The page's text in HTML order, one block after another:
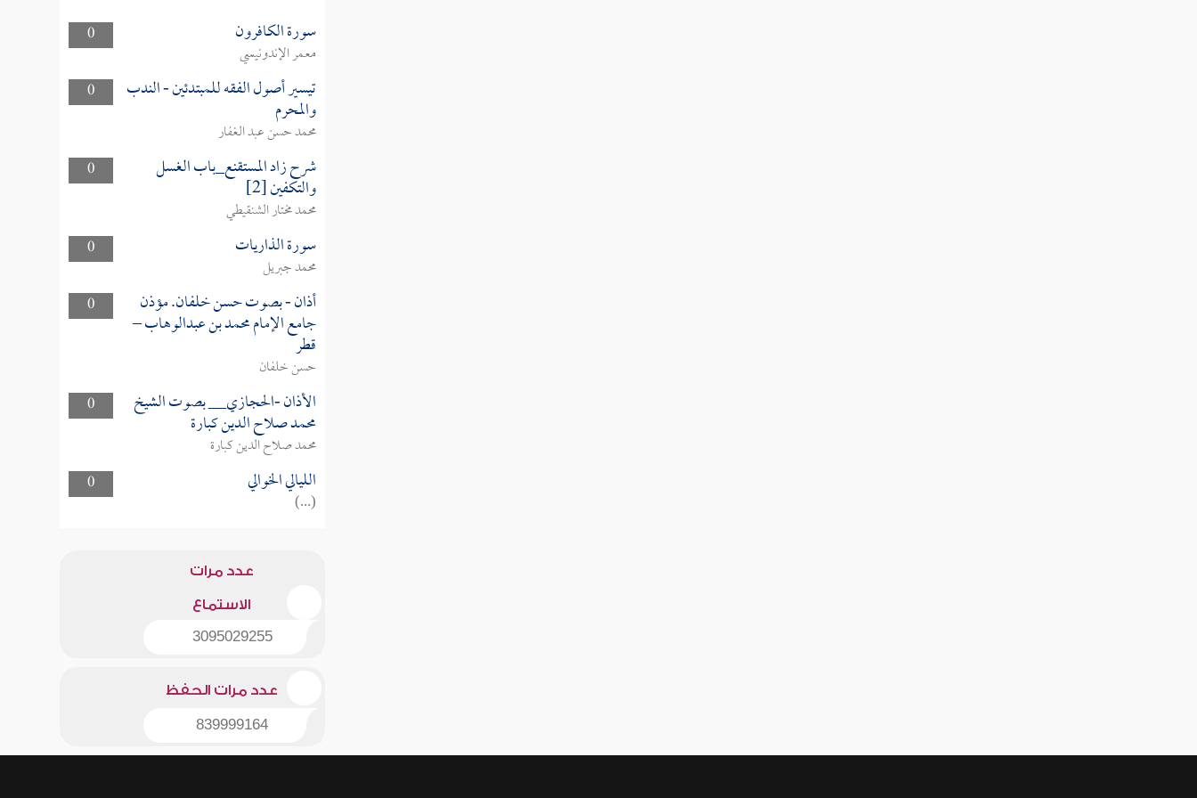
0 سورة الكافرون
معمر الإندونيسي
0
تيسير أصول الفقه للمبتدئين - الندب
والمحرم
محمد حسن عبد الغفار
0
شرح زاد المستقنع_باب الغسل
والتكفين [2]
محمد مختار الشنقيطي
0
سورة الذاريات
محمد جبريل
0
أذان - بصوت حسن خلفان. مؤذن
جامع الإمام محمد بن عبدالوهاب –
قطر
حسن خلفان
0
الأذان -الحجازي__ بصوت الشيخ
محمد صلاح الدين كبارة
محمد صلاح الدين كبارة
0
الليالي الخوالي
(...)
عدد مرات
الاستماع
3095029255
عدد مرات الحفظ
839999164